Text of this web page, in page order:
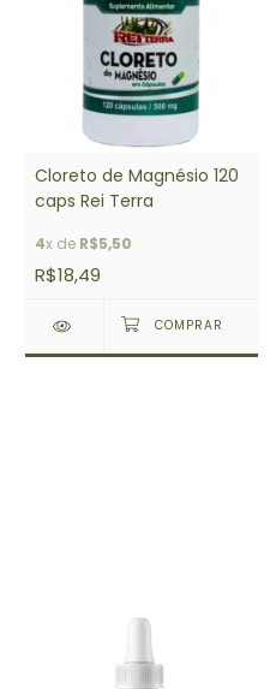
Cloreto de Magnésio 120
caps Rei Terra
4x de R$5,50
R$18,49